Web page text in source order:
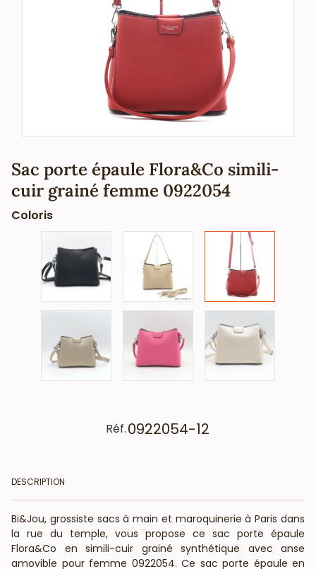
Sac porte épaule Flora&Co simili-
cuir grainé femme 0922054
Coloris
Réf.0922054-12
DESCRIPTION
Bi&Jou, grossiste sacs à main et maroquinerie à Paris dans
la rue du temple, vous propose ce sac porte épaule
Flora&Co en simili-cuir grainé synthétique avec anse
amovible pour femme 0922054. Ce sac porte épaule en